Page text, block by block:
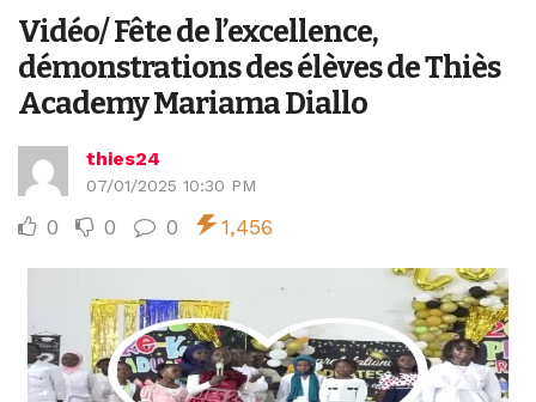
Vidéo/ Fête de l’excellence,
démonstrations des élèves de Thiès
Academy Mariama Diallo
thies24
07/01/2025 10:30 PM
0 0 0 1,456